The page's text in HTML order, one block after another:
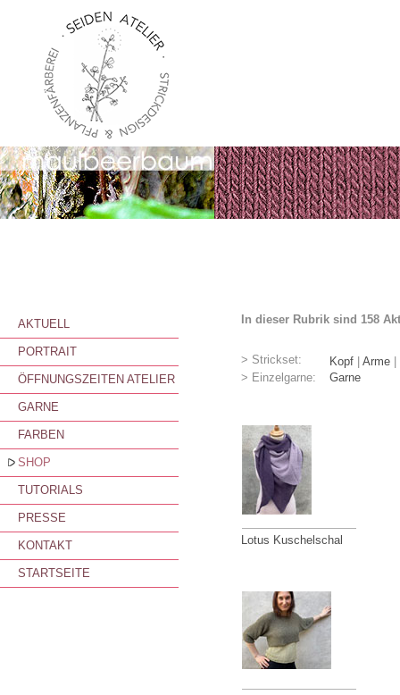
AKTUELL
PORTRAIT
ÖFFNUNGSZEITEN ATELIER
GARNE
FARBEN
SHOP
TUTORIALS
PRESSE
KONTAKT
STARTSEITE
In dieser Rubrik sind 158
> Strickset: Kopf Arme
> Einzelgarne:
Garne
Lotus Kuschelschal